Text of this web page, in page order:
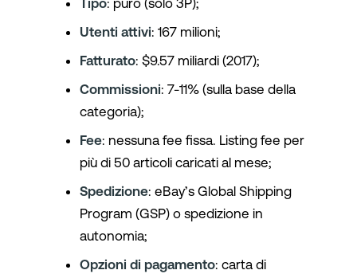
Tipo: puro (solo 3P);
Utenti attivi: 167 milioni;
Fatturato: $9.57 miliardi (2017);
Commissioni: 7-11% (sulla base della
categoria);
Fee: nessuna fee fissa. Listing fee per
più di 50 articoli caricati al mese;
Spedizione: eBay’s Global Shipping
Program (GSP) o spedizione in
autonomia;
Opzioni di pagamento: carta di